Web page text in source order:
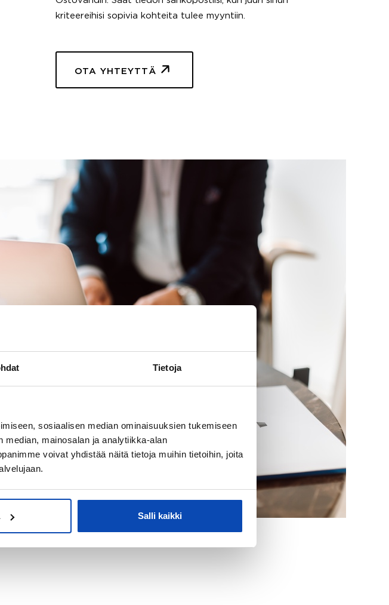
Tietoja
sosiaalisen median ominaisuuksien tukemiseen
mainosalan ja analytiikka-alan
voivat yhdistää näitä tietoja muihin tietoihin, joita
Salli kaikki
kriteereihisi sopivia kohteita tulee myyntiin.
OTA YHTEYTTÄ